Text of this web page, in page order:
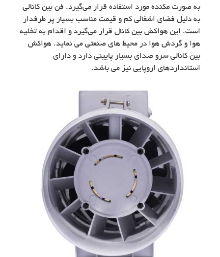
به صورت مکنده مورد استفاده قرار می‌گیرد. فن بین کانالی
به دلیل فضای اشغالی کم و قیمت مناسب بسیار پر طرفدار
است. این هواکش بین کانال قرار می‌گیرد و اقدام به تخلیه
هوا و گردش هوا در محیط های صنعتی می نماید. هواکش
بین کانالی سرو صدای بسیار پایینی دارد و دارای
استانداردهای اروپایی نیز می باشد.